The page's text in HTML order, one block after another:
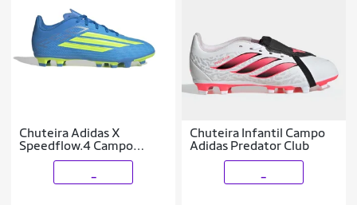
Chuteira Adidas X
Speedflow.4 Campo
Infantil
Chuteira Infantil Campo
Adidas Predator Club